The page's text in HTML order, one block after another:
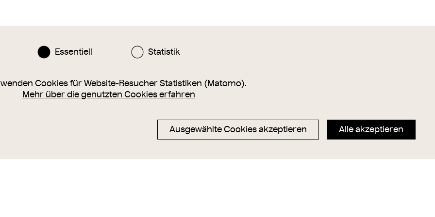
Essentiell Statistik
Cookies für Website-Besucher Statistiken (Matomo).
Mehr über die genutzten Cookies erfahren
Ausgewählte Cookies akzeptieren Alle akzeptieren